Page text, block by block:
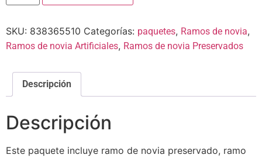
SKU: 838365510 Categorías: paquetes, Ramos de novia,
Ramos de novia Artificiales, Ramos de novia Preservados
Descripción
Descripción
Este paquete incluye ramo de novia preservado, ramo